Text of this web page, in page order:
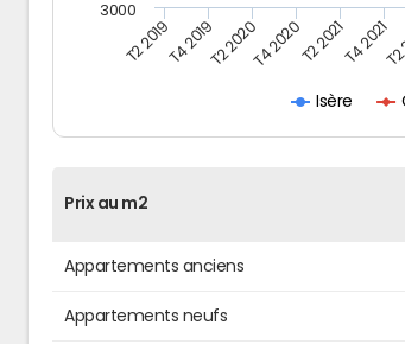
Isère
T2 2019T4 2019T2 2020T4 2020T2 2021T4 2021
3000
Prix au m2
Appartements anciens
Appartements neufs